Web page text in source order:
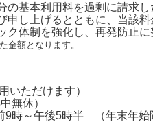
基本利用料を過剰に請求し
申し上げるとともに、当該
体制を強化し、再発防止に
金額となります。
いただけます）
無休）
～午後5時半 （年末年始